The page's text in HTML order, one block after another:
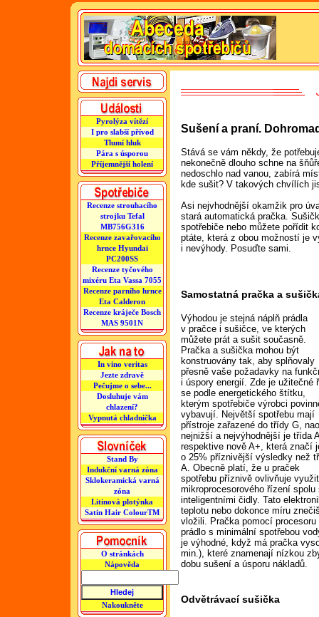
Pyrolýza vítězí
I pro slabší přívod
Tlumí hluk
Pára s úsporou
Příjemnější holení
Recenze strouhacího
strojku Tefal
MB756G316
Recenze zavařovacího
hrnce Hyundai
PC200SS
Recenze tyčového
mixéru Eta Vassa 7055
Recenze parního hrnce
Eta Calderon
Recenze kráječe Bosch
MAS 9501N
In vino veritas
Jezte zdravě
Pečujme o sebe...
Dosluhuje vám
chlazení?
Vypnutá chladnička
Stand By
Indukční varná zóna
Sklokeramická varná
zóna
Litinová plotýnka
Satin Hair ColourTM
O stránkách
Nápověda
Nakoukněte
Sušení a praní.
Stává se vám někdy, že
nekonečně dlouho schne na
nedoschlo nad vanou, zabírá
kde sušit? V takových chvílích
Asi nejvhodnější okamžik pro
stará automatická pračka.
spotřebiče nebo můžete pořídit
ptáte, která z obou možností je
i nevýhody. Posuďte sami.
Samostatná pračka a
Výhodou je stejná náplň prádla
v pračce i sušičce, ve kterých
můžete prát a sušit současně.
Pračka a sušička mohou být
konstruovány tak, aby splňovaly
přesně vaše požadavky na
i úspory energií. Zde je užitečné
se podle energetického štítku,
kterým spotřebiče výrobci
vybavují. Největší spotřebu mají
přístroje zařazené do třídy G,
nejnižší a nejvýhodnější je třída
respektive nově A+, která značí
o 25% příznivější výsledky než
A. Obecně platí, že u praček
spotřebu příznivě ovlivňuje
mikroprocesorového řízení spolu
inteligentními čidly. Tato
teplotu nebo dokonce míru
vložili. Pračka pomocí
prádlo s minimální spotřebou
je výhodné, když má pračka
min.), které znamenají nízkou
dobu sušení a úsporu nákladů.
Odvětrávací sušička